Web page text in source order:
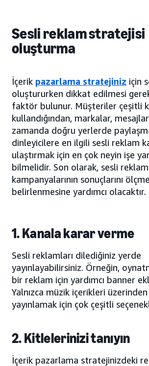
Sesli reklam stratejisi
oluşturma
İçerik pazarlama stratejiniz için
oluştururken dikkat edilmesi
faktör bulunur. Müşteriler çeşitli
kullandığından, markalar,
zamanda doğru yerlerde
dinleyicilere en ilgili sesli reklam
ulaştırmak için en çok neyin işe
bilmelidir. Son olarak, sesli reklam
kampanyalarının sonuçlarını
belirlenmesine yardımcı olacaktır.
1. Kanala karar verme
Sesli reklamları dilediğiniz yerde
yayınlayabilirsiniz. Örneğin,
bir reklam için yardımcı banner
Yalnızca müzik içerikleri
yayınlamak için çok çeşitli
2. Kitlelerinizi tanıyın
İçerik pazarlama stratejinizdeki